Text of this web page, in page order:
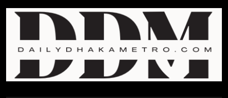
প্রধানমন্ত্রী
ফিফা সভাপতির বিরুদ্ধে এবার
‘নারী সংক্রান্ত অভিযোগ
ছেলেকে নিয়ে রোনালদোর যে বড়